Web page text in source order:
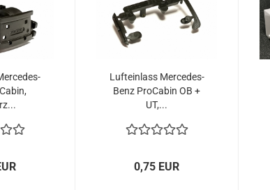
Lufteinlass Mercedes-
Benz ProCabin OB +
UT,...
0,75 EUR